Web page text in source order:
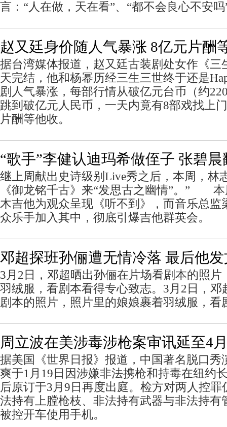
言：“人在做，天在看”、“都不会良心不安吗
赵又廷身价随人气暴涨 8亿元片酬
据台湾媒体报道，赵又廷古装剧处女作《三
天完结，他和杨幂历经三生三世终于还是
剧人气暴涨，每部行情从破亿元台币（约
跳到破亿元人民币，一天内竟有8部戏找上
片酬等他收。
“歌手”李健认迪玛希做侄子 张碧
继上周献出史诗级别Live秀之后，本周，林
《御龙铭千古》来“发思古之幽情”。” 本
木吉他为观众呈现《听不到》，而音乐总监
众乐手加入其中，彻底引爆吉他群英会。
邓超探班孙俪遭无情冷落 最后他
3月2日，邓超晒出孙俪在片场看剧本的照片
羽绒服，看剧本看得专心致志。3月2日，邓
剧本的照片，照片里的娘娘裹着羽绒服，看
周立波在美涉毒涉枪案审讯延至4
据美国《世界日报》报道，中国著名脱口秀
爽于1月19日因涉嫌非法携枪和持毒在纽约
后原订于3月9日再度出庭。检方对两人控
法持有上膛枪枝、非法持有武器与非法持有
被控开车使用手机。